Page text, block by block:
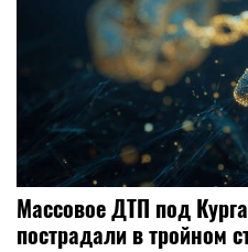
Массовое ДТП под
пострадали в тройном